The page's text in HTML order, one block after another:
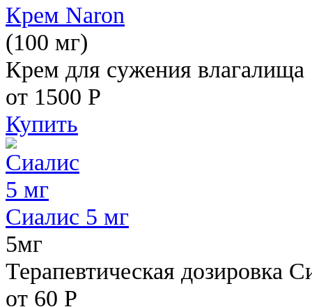
Крем Naron
(100 мг)
Крем для сужения влагалища
от 1500 Р
Купить
Сиалис 5 мг
5мг
Терапевтическая дозировка
от 60 Р